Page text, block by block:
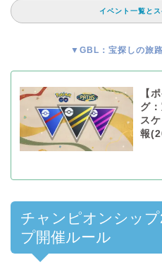
イベント一覧と
▼GBL：宝探しの旅
【
グ
ス
報
チャンピオンシッ
プ開催ルール